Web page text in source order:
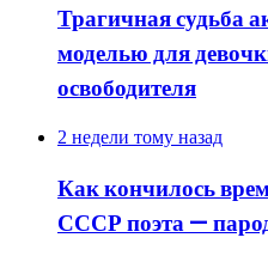
Трагичная судьба
моделью для
освободителя
2 недели тому назад
Как кончилось
СССР поэта —